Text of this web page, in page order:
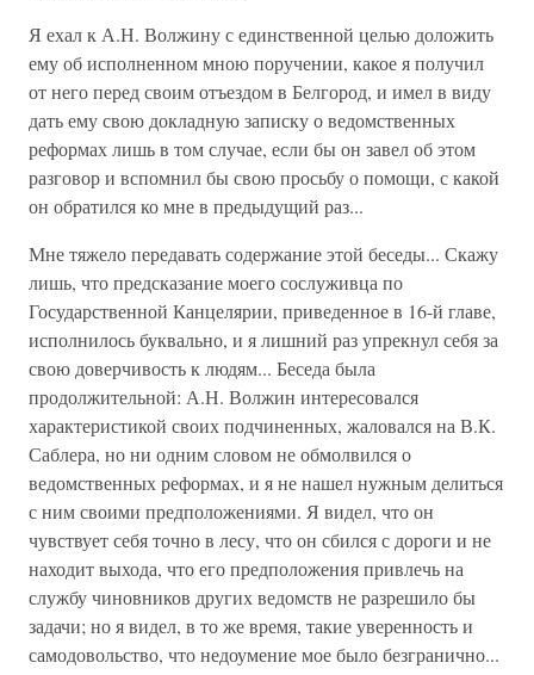
Я ехал к А.Н. Волжину с единственной целью доложить
ему об исполненном мною поручении, какое я получил
от него перед своим отъездом в Белгород, и имел в виду
дать ему свою докладную записку о ведомственных
реформах лишь в том случае, если бы он завел об этом
разговор и вспомнил бы свою просьбу о помощи, с какой
он обратился ко мне в предыдущий раз...
Мне тяжело передавать содержание этой беседы... Скажу
лишь, что предсказание моего сослуживца по
Государственной Канцелярии, приведенное в 16-й главе,
исполнилось буквально, и я лишний раз упрекнул себя за
свою доверчивость к людям... Беседа была
продолжительной: А.Н. Волжин интересовался
характеристикой своих подчиненных, жаловался на В.К.
Саблера, но ни одним словом не обмолвился о
ведомственных реформах, и я не нашел нужным делиться
с ним своими предположениями. Я видел, что он
чувствует себя точно в лесу, что он сбился с дороги и не
находит выхода, что его предположения привлечь на
службу чиновников других ведомств не разрешило бы
задачи; но я видел, в то же время, такие уверенность и
самодовольство, что недоумение мое было безгранично...